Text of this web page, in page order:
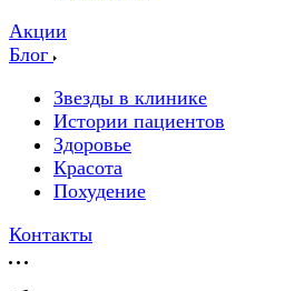
Акции
Блог
Звезды в клинике
Истории пациентов
Здоровье
Красота
Похудение
Контакты